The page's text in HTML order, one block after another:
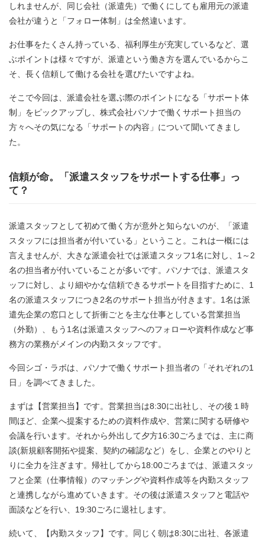
しれませんが、同じ会社（派遣先）で働くにしても雇用元の派遣
会社が違うと「フォロー体制」は全然違います。
お仕事をたくさん持っている、福利厚生が充実しているなど、選
ぶポイントは様々ですが、派遣という働き方を選んでいるからこ
そ、長く信頼して働ける会社を選びたいですよね。
そこで今回は、派遣会社を選ぶ際のポイントになる「サポート体
制」をピックアップし、株式会社パソナで働くサポート担当の
方々へその気になる「サポートの内容」について聞いてきまし
た。
信頼が命。「派遣スタッフをサポートする仕事」っ
て？
派遣スタッフとして初めて働く方が意外と知らないのが、「派遣
スタッフには担当者が付いている」ということ。これは一概には
言えませんが、大きな派遣会社では派遣スタッフ1名に対し、 1 ～ 2
名の担当者が付いていることが多いです。パソナでは、派遣スタ
ッフに対し、より細やかな信頼できるサポートを目指すために、 1
名の派遣スタッフにつき 2名のサポート担当が付きます。 1名は派
遣先企業の窓口として折衝ごとを主な仕事としている営業担当
（外勤）、もう 1名は派遣スタッフへのフォローや資料作成など事
務方の業務がメインの内勤スタッフです。
今回シゴ・ラボは、パソナで働くサポート担当者の「それぞれの1
日」を調べてきました。
まずは【営業担当】です。営業担当は8:30に出社し、その後１時
間ほど、企業へ提案するための資料作成や、営業に関する研修や
会議を行います。それから外出して夕方16:30ごろまでは、主に商
談(新規顧客開拓や提案、契約の確認など）をし、企業とのやりと
りに全力を注ぎます。帰社してから18:00ごろまでは、派遣スタッ
フと企業（仕事情報）のマッチングや資料作成等を内勤スタッフ
と連携しながら進めていきます。その後は派遣スタッフと電話や
面談などを行い、 19:30ごろに退社します。
続いて、【内勤スタッフ】です。同じく朝は8:30に出社、各派遣